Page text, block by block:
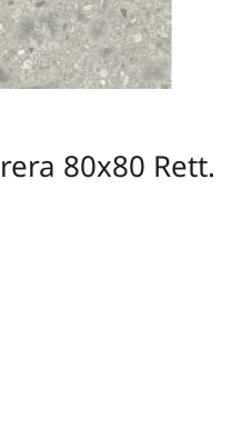
80x80 Rett.